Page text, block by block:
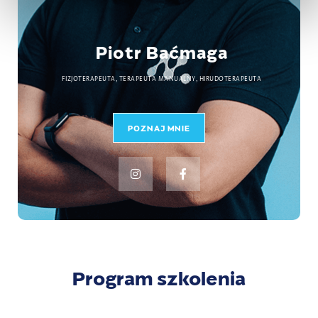
Piotr Baćmaga
FIZJOTERAPEUTA, TERAPEUTA MANUALNY, HIRUDOTERAPEUTA
POZNAJ MNIE
Program szkolenia